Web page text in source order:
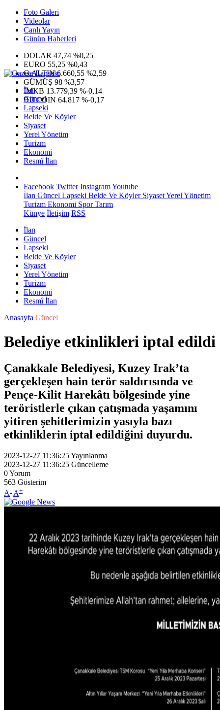
Foto Galeri
Videolar
Canlı Yayın
Günün Haberleri
DOLAR 47,74 %0,25
EURO 55,25 %0,43
G.ALTIN6.660,55 %2,59
GÜMÜŞ 98 %3,57
IMKB 13.779,39 %-0,14
BITCOIN 64.817 %-0,17
İlan
Güncel
Lapseki
Belde Ve Köyler
Siyaset
Yerel Yönetim
Turizm
Ekonomi
Resmî İlan
Facebook Twitter InstagramYoutube
İlan Güncel Lapseki Belde Ve KöylerSiyasetYerel Yönetim
Turizm Ekonomi SporTarım
Künye İletişim RSS
İlan
Güncel
Lapseki
Belde Ve Köyler
Siyaset
Yerel Yönetim
Turizm
Ekonomi
Resmî İlan
Anasayfa Güncel
Belediye etkinlikleri iptal edildi
Çanakkale Belediyesi, Kuzey Irak’ta
gerçekleşen hain terör saldırısında ve
Pençe-Kilit Harekâtı bölgesinde yine
teröristlerle çıkan çatışmada yaşamını
yitiren şehitlerimizin yasıyla bazı
etkinliklerin iptal edildiğini duyurdu.
2023-12-27 11:36:25Yayınlanma
2023-12-27 11:36:25 Güncelleme
0Yorum
563 Gösterim
A- A+